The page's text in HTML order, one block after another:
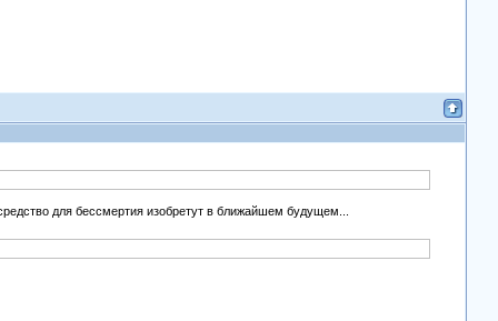
для бессмертия изобретут в ближайшем будущем...